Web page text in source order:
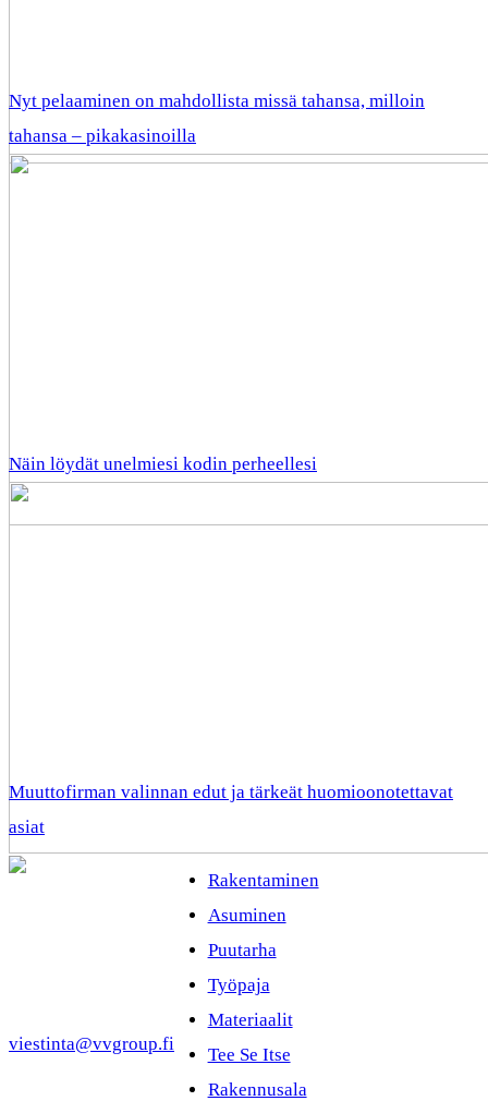
Nyt pelaaminen on mahdollista missä tahansa, milloin
tahansa – pikakasinoilla
Näin löydät unelmiesi kodin perheellesi
Muuttofirman valinnan edut ja tärkeät huomioonotettavat
asiat
Rakentaminen
Asuminen
Puutarha
Työpaja
Materiaalit
Tee Se Itse
Rakennusala
viestinta@vvgroup.fi